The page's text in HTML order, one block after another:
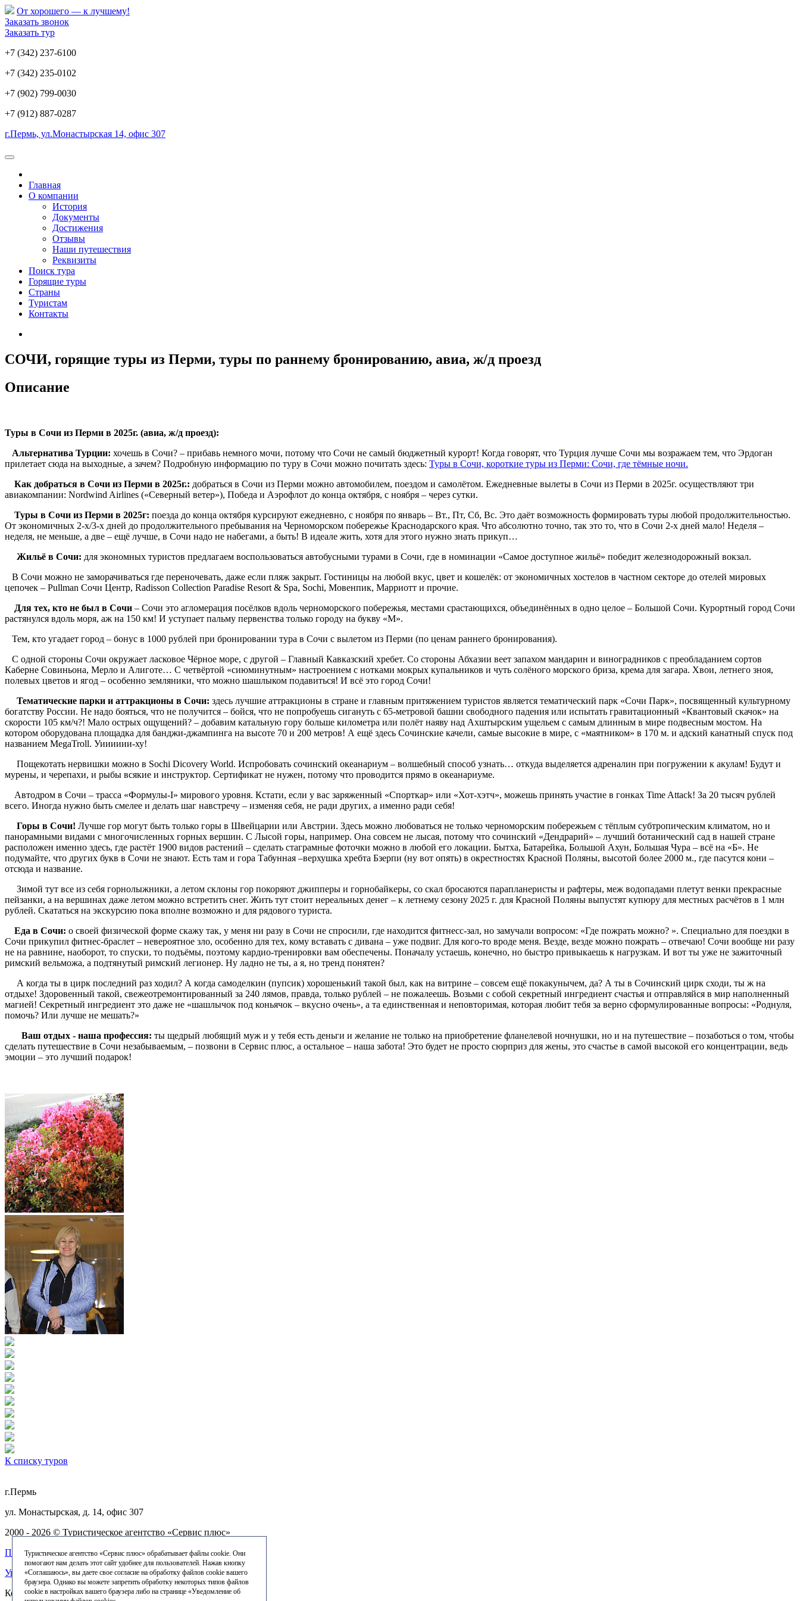
От хорошего — к лучшему!
Заказать звонок
Заказать тур
+7 (342) 237-6100
+7 (342) 235-0102
+7 (902) 799-0030
+7 (912) 887-0287
г.Пермь, ул.Монастырская 14, офис 307
Главная
О компании
История
Документы
Достижения
Отзывы
Наши путешествия
Реквизиты
Поиск тура
Горящие туры
Страны
Туристам
Контакты
CОЧИ, горящие туры из Перми, туры по раннему бронированию, авиа, ж/д проезд
Описание
Туры в Сочи из Перми в 2025г. (авиа, ж/д проезд):
Альтернатива Турции: хочешь в Сочи? – прибавь немного мочи, потому что Сочи не самый бюджетный курорт! Когда говорят, что Турция лучше Сочи мы возражаем тем, что Эрдоган
прилетает сюда на выходные, а зачем? Подробную информацию по туру в Сочи можно почитать здесь: Туры в Сочи, короткие туры из Перми: Сочи, где тёмные ночи.
Как добраться в Сочи из Перми в 2025г.: добраться в Сочи из Перми можно автомобилем, поездом и самолётом. Ежедневные вылеты в Сочи из Перми в 2025г. осуществляют три
авиакомпании: Nordwind Airlines («Северный ветер»), Победа и Аэрофлот до конца октября, с ноября – через сутки.
Туры в Сочи из Перми в 2025г: поезда до конца октября курсируют ежедневно, с ноября по январь – Вт., Пт, Сб, Вс. Это даёт возможность формировать туры любой продолжительностью.
От экономичных 2-х/3-х дней до продолжительного пребывания на Черноморском побережье Краснодарского края. Что абсолютно точно, так это то, что в Сочи 2-х дней мало! Неделя –
неделя, не меньше, а две – ещё лучше, в Сочи надо не набегами, а быть! В идеале жить, хотя для этого нужно знать прикуп…
Жильё в Сочи: для экономных туристов предлагаем воспользоваться автобусными турами в Сочи, где в номинации «Самое доступное жильё» победит железнодорожный вокзал.
В Сочи можно не заморачиваться где переночевать, даже если пляж закрыт. Гостиницы на любой вкус, цвет и кошелёк: от экономичных хостелов в частном секторе до отелей мировых
цепочек – Pullman Сочи Центр, Radisson Collection Paradise Resort & Spa, Sochi, Мовенпик, Марриотт и прочие.
Для тех, кто не был в Сочи – Сочи это агломерация посёлков вдоль черноморского побережья, местами срастающихся, объединённых в одно целое – Большой Сочи. Курортный город Сочи
растянулся вдоль моря, аж на 150 км! И уступает пальму первенства только городу на букву «М».
Тем, кто угадает город – бонус в 1000 рублей при бронировании тура в Сочи с вылетом из Перми (по ценам раннего бронирования).
С одной стороны Сочи окружает ласковое Чёрное море, с другой – Главный Кавказский хребет. Со стороны Абхазии веет запахом мандарин и виноградников с преобладанием сортов
Каберне Совиньона, Мерло и Алиготе… С четвёртой «сиюминутным» настроением с нотками мокрых купальников и чуть солёного морского бриза, крема для загара. Хвои, летнего зноя,
полевых цветов и ягод – особенно земляники, что можно шашлыком подавиться! И всё это город Сочи!
Тематические парки и аттракционы в Сочи: здесь лучшие аттракционы в стране и главным притяжением туристов является тематический парк «Сочи Парк», посвященный культурному
богатству России. Не надо бояться, что не получится – бойся, что не попробуешь сигануть с 65-метровой башни свободного падения или испытать гравитационный «Квантовый скачок» на
скорости 105 км/ч?! Мало острых ощущений? – добавим катальную гору больше километра или полёт наяву над Ахштырским ущельем с самым длинным в мире подвесным мостом. На
котором оборудована площадка для банджи-джампинга на высоте 70 и 200 метров! А ещё здесь Сочинские качели, самые высокие в мире, с «маятником» в 170 м. и адский канатный спуск под
названием MegaTroll. Уииииии-ху!
Пощекотать нервишки можно в Sochi Dicovery World. Испробовать сочинский океанариум – волшебный способ узнать… откуда выделяется адреналин при погружении к акулам! Будут и
мурены, и черепахи, и рыбы всякие и инструктор. Сертификат не нужен, потому что проводится прямо в океанариуме.
Автодром в Сочи – трасса «Формулы-I» мирового уровня. Кстати, если у вас заряженный «Спорткар» или «Хот-хэтч», можешь принять участие в гонках Time Attack! За 20 тысяч рублей
всего. Иногда нужно быть смелее и делать шаг навстречу – изменяя себя, не ради других, а именно ради себя!
Горы в Сочи! Лучше гор могут быть только горы в Швейцарии или Австрии. Здесь можно любоваться не только черноморским побережьем с тёплым субтропическим климатом, но и
панорамными видами с многочисленных горных вершин. С Лысой горы, например. Она совсем не лысая, потому что сочинский «Дендрарий» – лучший ботанический сад в нашей стране
расположен именно здесь, где растёт 1900 видов растений – сделать стаграмные фоточки можно в любой его локации. Бытха, Батарейка, Большой Ахун, Большая Чура – всё на «Б». Не
подумайте, что других букв в Сочи не знают. Есть там и гора Табунная –верхушка хребта Бзерпи (ну вот опять) в окрестностях Красной Поляны, высотой более 2000 м., где пасутся кони –
отсюда и название.
Зимой тут все из себя горнолыжники, а летом склоны гор покоряют джипперы и горнобайкеры, со скал бросаются парапланеристы и рафтеры, меж водопадами плетут венки прекрасные
пейзанки, а на вершинах даже летом можно встретить снег. Жить тут стоит нереальных денег – к летнему сезону 2025 г. для Красной Поляны выпустят купюру для местных расчётов в 1 млн
рублей. Скататься на экскурсию пока вполне возможно и для рядового туриста.
Еда в Сочи: о своей физической форме скажу так, у меня ни разу в Сочи не спросили, где находится фитнесс-зал, но замучали вопросом: «Где пожрать можно? ». Специально для поездки в
Сочи прикупил фитнес-браслет – невероятное зло, особенно для тех, кому вставать с дивана – уже подвиг. Для кого-то вроде меня. Везде, везде можно пожрать – отвечаю! Сочи вообще ни разу
не на равнине, наоборот, то спуски, то подъёмы, поэтому кардио-тренировки вам обеспечены. Поначалу устаешь, конечно, но быстро привыкаешь к нагрузкам. И вот ты уже не зажиточный
римский вельможа, а подтянутый римский легионер. Ну ладно не ты, а я, но тренд понятен?
А когда ты в цирк последний раз ходил? А когда самоделкин (пупсик) хорошенький такой был, как на витрине – совсем ещё покакунычем, да? А ты в Сочинский цирк сходи, ты ж на
отдыхе! Здоровенный такой, свежеотремонтированный за 240 лямов, правда, только рублей – не пожалеешь. Возьми с собой секретный ингредиент счастья и отправляйся в мир наполненный
магией! Секретный ингредиент это даже не «шашлычок под коньячок – вкусно очень», а та единственная и неповторимая, которая любит тебя за верно сформулированные вопросы: «Роднуля,
помочь? Или лучше не мешать?»
Ваш отдых - наша профессия: ты щедрый любящий муж и у тебя есть деньги и желание не только на приобретение фланелевой ночнушки, но и на путешествие – позаботься о том, чтобы
сделать путешествие в Сочи незабываемым, – позвони в Сервис плюс, а остальное – наша забота! Это будет не просто сюрприз для жены, это счастье в самой высокой его концентрации, ведь
эмоции – это лучший подарок!
К списку туров
г.Пермь
ул. Монастырская, д. 14, офис 307
2000 - 2026 © Туристическое агентство «Сервис плюс»
Политика конфиденциальности
Уведомление об использовании файлов cookie
Контактные телефоны
Туристическое агентство «Сервис плюс» обрабатывает файлы cookie. Они
помогают нам делать этот сайт удобнее для пользователей. Нажав кнопку
«Соглашаюсь», вы даете свое согласие на обработку файлов cookie вашего
браузера. Однако вы можете запретить обработку некоторых типов файлов
cookie в настройках вашего браузера либо на странице «Уведомление об